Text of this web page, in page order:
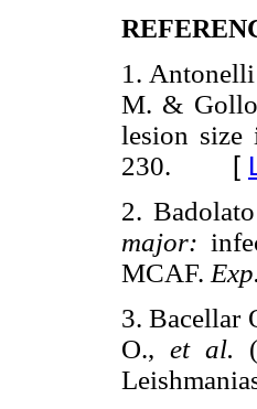
1.
M. &
lesion size
230. [
2.
major:
MCAF.
3. Bacellar
O., et al.